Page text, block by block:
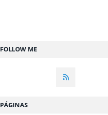
FOLLOW ME
PÁGINAS